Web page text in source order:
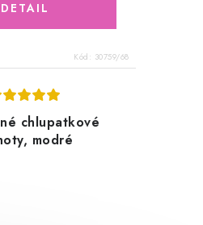
Kód: 30759/68
chlupatkové
modré